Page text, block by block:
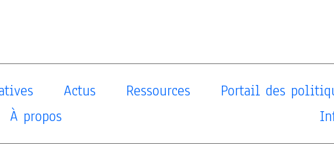
Actus Ressources Portail des
À propos